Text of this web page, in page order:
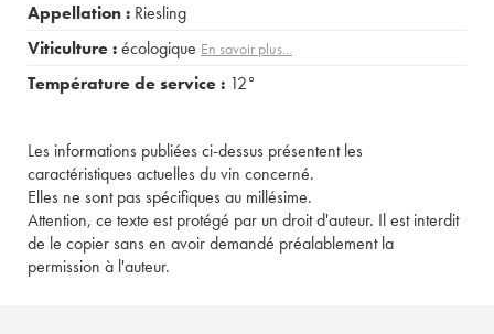
Appellation : Riesling
Viticulture :écologique En savoir plus...
Température de service : 12°
Les informations publiées ci-dessus présentent les
caractéristiques actuelles du vin concerné.
Elles ne sont pas spécifiques au millésime.
Attention, ce texte est protégé par un droit d'auteur. Il est interdit
de le copier sans en avoir demandé préalablement la
permission à l'auteur.